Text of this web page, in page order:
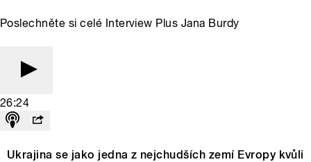
Poslechněte si celé Interview Plus Jana Burdy
26:24
Ukrajina se jako jedna z nejchudších zemí Evropy kvůli